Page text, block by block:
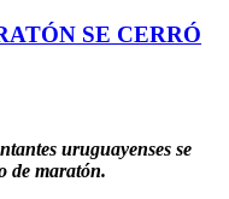
SE CERRÓ
uruguayenses se
de maratón.